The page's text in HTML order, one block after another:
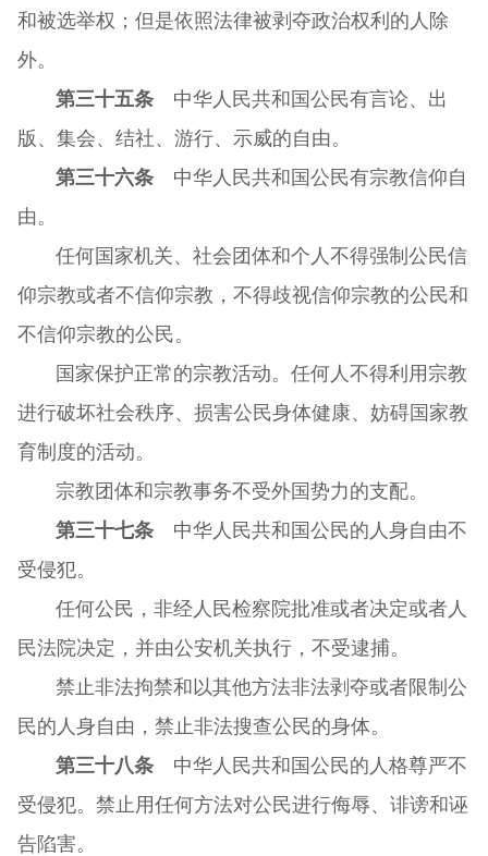
和被选举权；但是依照法律被剥夺政治权利的人除
外。
第三十五条中华人民共和国公民有言论、出
版、集会、结社、游行、示威的自由。
第三十六条中华人民共和国公民有宗教信仰自
由。
任何国家机关、社会团体和个人不得强制公民信
仰宗教或者不信仰宗教，不得歧视信仰宗教的公民和
不信仰宗教的公民。
国家保护正常的宗教活动。任何人不得利用宗教
进行破坏社会秩序、损害公民身体健康、妨碍国家教
育制度的活动。
宗教团体和宗教事务不受外国势力的支配。
第三十七条中华人民共和国公民的人身自由不
受侵犯。
任何公民，非经人民检察院批准或者决定或者人
民法院决定，并由公安机关执行，不受逮捕。
禁止非法拘禁和以其他方法非法剥夺或者限制公
民的人身自由，禁止非法搜查公民的身体。
第三十八条中华人民共和国公民的人格尊严不
受侵犯。禁止用任何方法对公民进行侮辱、诽谤和诬
告陷害。